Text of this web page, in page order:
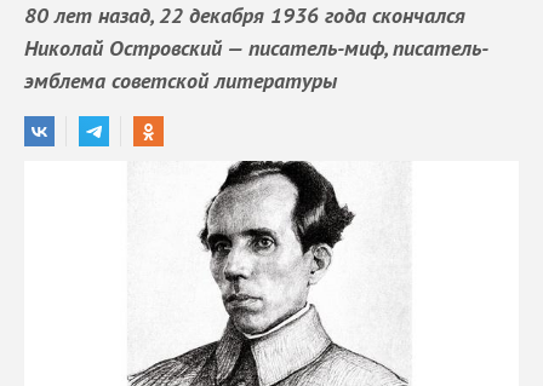
80 лет назад, 22 декабря 1936 года скончался
Николай Островский — писатель-миф, писатель-
эмблема советской литературы